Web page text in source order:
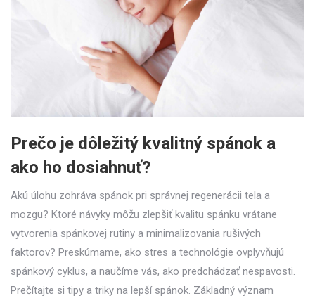
Prečo je dôležitý kvalitný spánok a
ako ho dosiahnuť?
Akú úlohu zohráva spánok pri správnej regenerácii tela a
mozgu? Ktoré návyky môžu zlepšiť kvalitu spánku vrátane
vytvorenia spánkovej rutiny a minimalizovania rušivých
faktorov? Preskúmame, ako stres a technológie ovplyvňujú
spánkový cyklus, a naučíme vás, ako predchádzať nespavosti.
Prečítajte si tipy a triky na lepší spánok. Základný význam